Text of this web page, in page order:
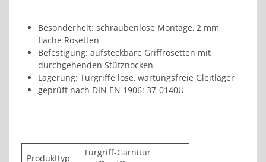
Besonderheit: schraubenlose Montage, 2 mm
flache Rosetten
Befestigung: aufsteckbare Griffrosetten mit
durchgehenden Stütznocken
Lagerung: Türgriffe lose, wartungsfreie Gleitlager
geprüft nach DIN EN 1906: 37-0140U
Produkttyp
Türgriff-Garnitur